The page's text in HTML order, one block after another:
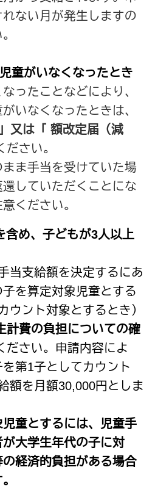
ない月が発生しますの
童がいなくなったとき
ったことなどにより、
いなくなったときは、
又は「 額改定届（減
さい。
ま手当を受けていた場
していただくことにな
ください。
含め、子どもが3人以上
当支給額を決定するにあ
を算定対象児童とする
ウント対象とするとき）
計費の負担についての確
さい。 申請内容によ
第1子としてカウント
額を月額30,000円としま
童とするには、 児童手
大学生年代の子に対
経済的負担がある場合